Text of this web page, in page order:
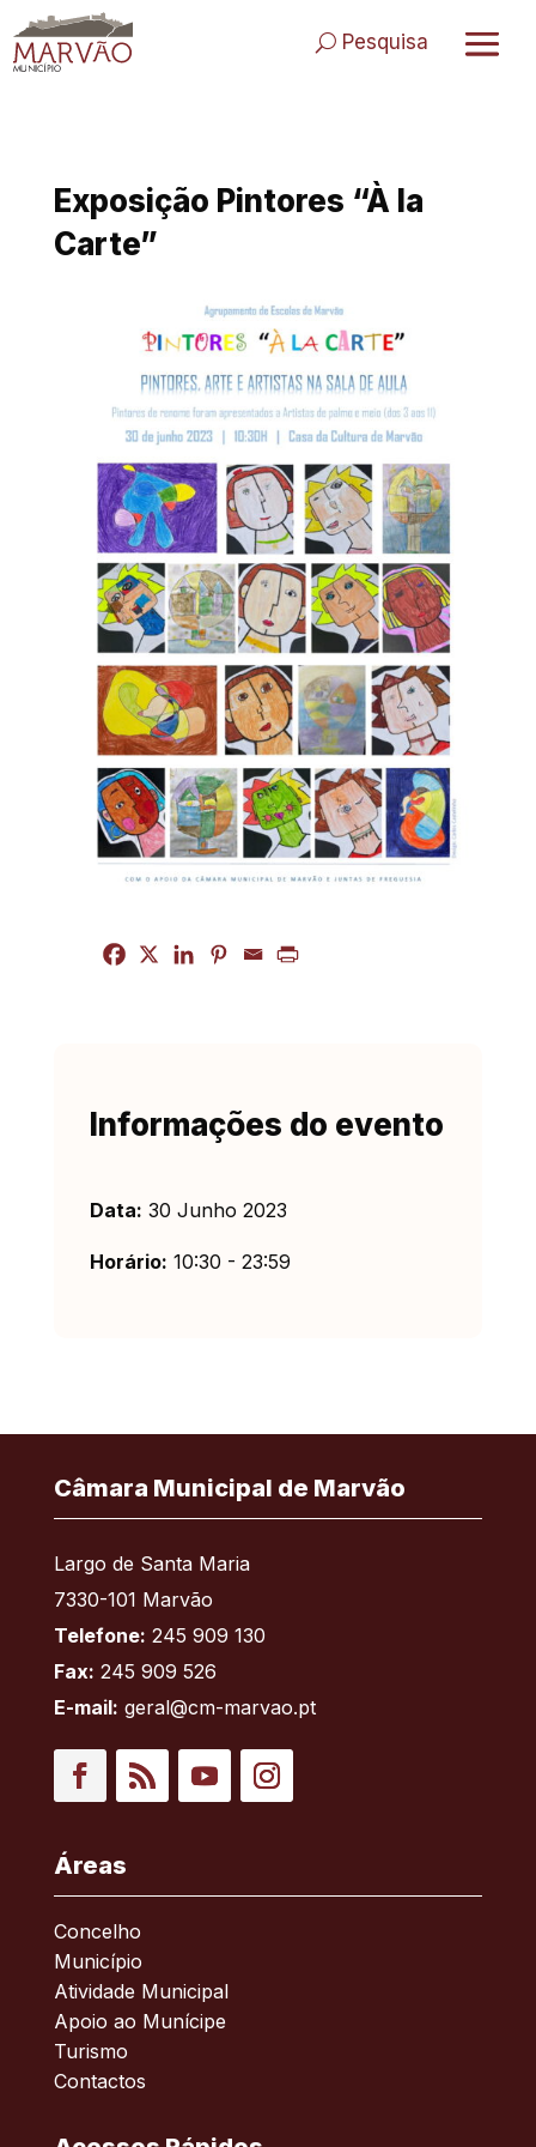
to
content
Pesquisa
Exposição Pintores “À la
Carte”
Informações do evento
Data: 30 Junho 2023
Horário: 10:30 - 23:59
Câmara Municipal de Marvão
Largo de Santa Maria
7330-101 Marvão
Telefone: 245 909 130
Fax: 245 909 526
E-mail: geral@cm-marvao.pt
Áreas
Concelho
Município
Atividade Municipal
Apoio ao Munícipe
Turismo
Contactos